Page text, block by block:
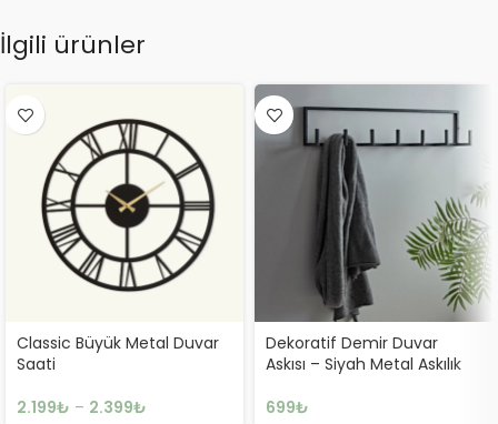
İlgili ürünler
Classic Büyük Metal Duvar
Saati
2.199₺ – 2.399₺
Dekoratif Demir Duvar
Askısı – Siyah Metal Askılık
699₺